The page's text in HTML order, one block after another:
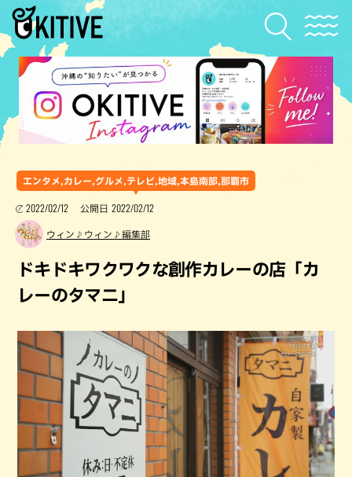
エンタメ,カレー,グルメ,テレビ,地域,本島南部,那覇市
2022/02/12 公開日 2022/02/12
ウィン♪ウィン♪編集部
ドキドキワクワクな創作カレーの店「カ
レーのタマニ」